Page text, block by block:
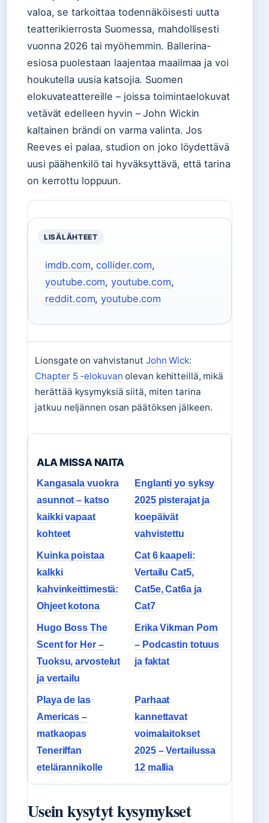
valoa, se tarkoittaa todennäköisesti uutta
teatterikierrosta Suomessa, mahdollisesti
vuonna 2026 tai myöhemmin. Ballerina-
esiosa puolestaan laajentaa maailmaa ja voi
houkutella uusia katsojia. Suomen
elokuvateattereille – joissa toimintaelokuvat
vetävät edelleen hyvin – John Wickin
kaltainen brändi on varma valinta. Jos
Reeves ei palaa, studion on joko löydettävä
uusi päähenkilö tai hyväksyttävä, että tarina
on kerrottu loppuun.
LISÄLÄHTEET
imdb.com,collider.com,
youtube.com,youtube.com,
reddit.com,youtube.com
Lionsgate on vahvistanut John Wick:
Chapter 5 -elokuvan olevan kehitteillä, mikä
herättää kysymyksiä siitä, miten tarina
jatkuu neljännen osan päätöksen jälkeen.
ALA MISSA NAITA
Kangasala vuokra
asunnot – katso
kaikki vapaat
kohteet
Englanti yo syksy
2025 pisterajat ja
koepäivät
vahvistettu
Kuinka poistaa
kalkki
kahvinkeittimestä:
Ohjeet kotona
Cat 6 kaapeli:
Vertailu Cat5,
Cat5e, Cat6a ja
Cat7
Hugo Boss The
Scent for Her –
Tuoksu, arvostelut
ja vertailu
Erika Vikman Porn
– Podcastin totuus
ja faktat
Playa de las
Americas –
matkaopas
Teneriffan
etelärannikolle
Parhaat
kannettavat
voimalaitokset
2025 – Vertailussa
12 mallia
Usein kysytyt kysymykset